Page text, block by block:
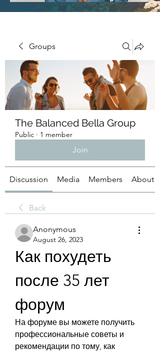
Groups
The Balanced Bella Group
Public · 1 member
Join
Discussion Media Members About
Back
Anonymous
August 26, 2023
Как похудеть
после 35 лет
форум
На форуме вы можете получить
профессиональные советы и
рекомендации по тому, как